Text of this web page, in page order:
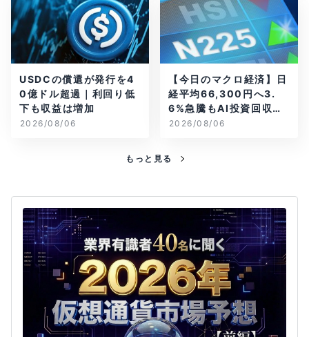
USDCの償還が発行を4
0億ドル超過｜利回り低
下も収益は増加
2026/08/06
【今日のマクロ経済】日
経平均66,300円へ3.
6%急騰もAI投資回収懸
念が再燃
2026/08/06
もっと見る